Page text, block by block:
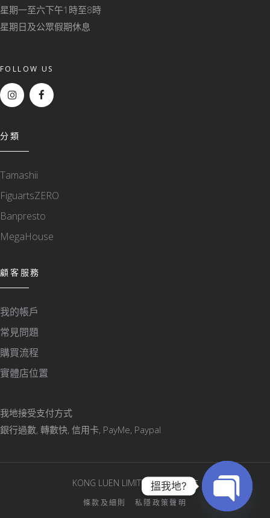
星期一至六下午1時至8時
星期日及公眾假期休息
FOLLOW US
分類
Tamashii
FiguartsZERO
Banpresto
MegaHouse
顧客服務
我的帳戶
常見問題
購買流程
實體店位置
我地接受支付方式
銀行過數, 轉數快, 信用卡, PayMe, Paypal
KONG LUEN LIMITED © 版權所有
條款及細則 私隱政策聲明
搵我地?